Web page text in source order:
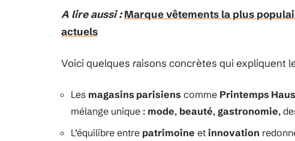
A lire aussi : Marque vêtements la plus
actuels
Voici quelques raisons concrètes qui expliquent
Les magasins parisiens comme Printemps
mélange unique : mode, beauté, gastronomie,
L’équilibre entre patrimoine et innovation